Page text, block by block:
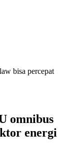
bisa percepat
omnibus
energi